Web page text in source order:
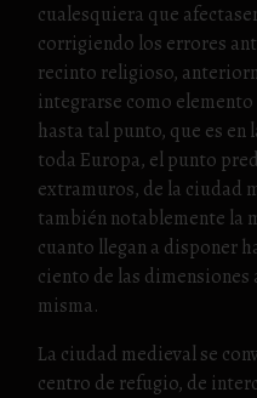
cualesquiera que
corrigiendo los errores
recinto religioso,
integrarse como
hasta tal punto, que es en
toda Europa, el punto
extramuros, de la ciudad
también notablemente la
cuanto llegan a disponer
ciento de las
misma.
La ciudad medieval se
centro de refugio, de